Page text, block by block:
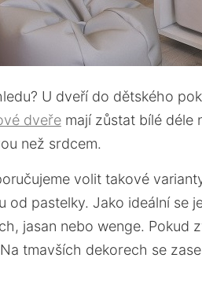
U dveří do dětského
dveřemají zůstat bílé déle
než srdcem.
volit takové
od pastelky. Jako ideální se
jasan nebo wenge. Pokud
tmavších dekorech se